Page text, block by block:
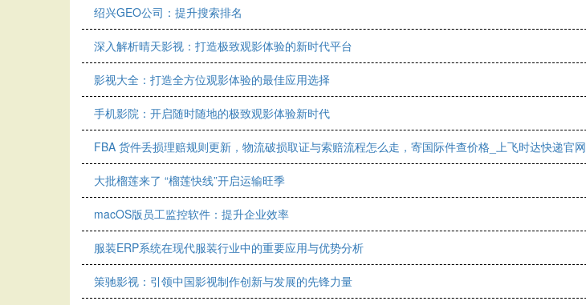
绍兴GEO公司：提升搜索排名
深入解析晴天影视：打造极致观影体验的新时代平台
影视大全：打造全方位观影体验的最佳应用选择
手机影院：开启随时随地的极致观影体验新时代
FBA 货件丢损理赔规则更新，物流破损取证与索赔流程怎么走，寄国际件查价格_上飞时达快递官网
大批榴莲来了 “榴莲快线”开启运输旺季
macOS版员工监控软件：提升企业效率
服装ERP系统在现代服装行业中的重要应用与优势分析
策驰影视：引领中国影视制作创新与发展的先锋力量